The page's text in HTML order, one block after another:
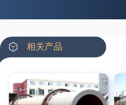
6分钟前 姚女士留言：这款破碎机一小
12分钟前 宋先生留言：50吨左右
柳先生留言：洗石
26分钟前 杨先生留言：建筑垃
相关产品